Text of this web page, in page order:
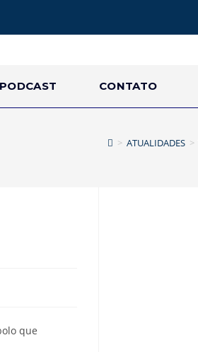
PODCAST CONTATO
> ATUALIDADES >
que